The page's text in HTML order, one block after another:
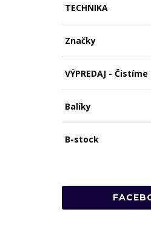
TECHNIKA
Značky
VÝPREDAJ -
Balíky
B-stock